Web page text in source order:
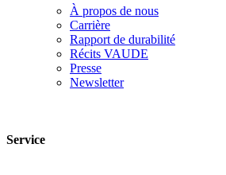
À propos de nous
Carrière
Rapport de durabilité
Récits VAUDE
Presse
Newsletter
Service